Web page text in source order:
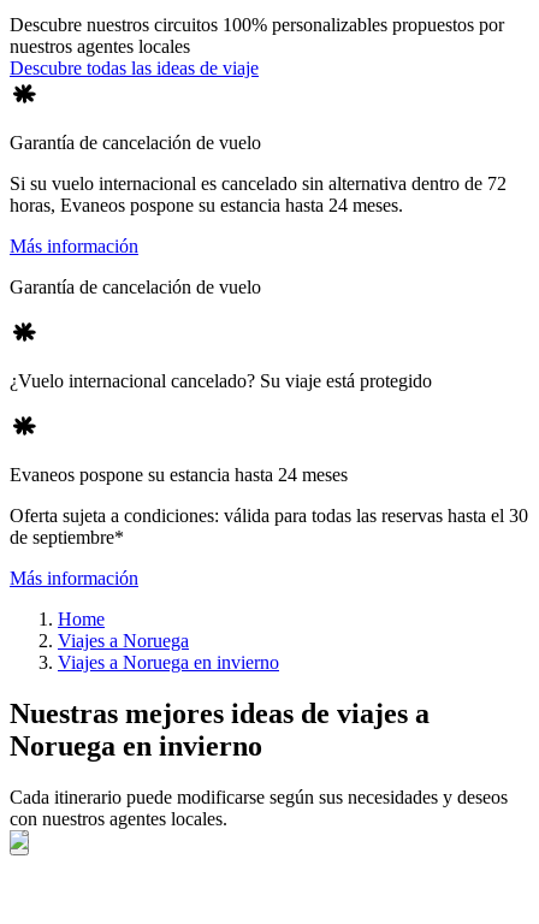
Descubre nuestros circuitos 100% personalizables propuestos por
nuestros agentes locales
Descubre todas las ideas de viaje
Garantía de cancelación de vuelo
Si su vuelo internacional es cancelado sin alternativa dentro de 72
horas, Evaneos pospone su estancia hasta 24 meses.
Más información
Garantía de cancelación de vuelo
¿Vuelo internacional cancelado? Su viaje está protegido
Evaneos pospone su estancia hasta 24 meses
Oferta sujeta a condiciones: válida para todas las reservas hasta el 30
de septiembre*
Más información
Home
Viajes a Noruega
Viajes a Noruega en invierno
Nuestras mejores ideas de viajes a
Noruega en invierno
Cada itinerario puede modificarse según sus necesidades y deseos
con nuestros agentes locales.